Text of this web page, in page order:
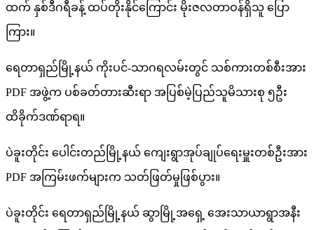
ထက် နှစ်ဒီဂရီခန့် ထပ်တိုးနိုင်ကြောင်း မိုးဇလတာဝန်ရှိသူ ပြော
ကြား။
ရေတာရှည်မြို့နယ် ကိုးပင်-သာဂရလမ်းတွင် သစ်ကားတစ်စီးအား
PDF အဖွဲ့က ပစ်ခတ်တားဆီးရာ အပြစ်မဲ့ပြည်သူမိသားစု ၅ဦး
ထိခိုက်ဒဏ်ရာရ။
ပဲခူးတိုင်း ပေါင်းတည်မြို့နယ် ကျေးရွာအုပ်ချုပ်ရေးမှူးတစ်ဦးအား
PDF အကြမ်းဖက်များက သတ်ဖြတ်မှုဖြစ်ပွား။
ပဲခူးတိုင်း ရေတာရှည်မြို့နယ် ဆွာမြို့အရှေ့ အေးသာယာရွာအနီး